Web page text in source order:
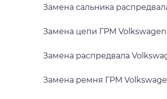
Замена сальника
Замена цепи ГРМ Volkswagen
Замена распредвала
Замена ремня ГРМ